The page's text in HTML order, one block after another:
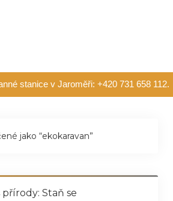
stanice v Jaroměři: +420 731 658 112.
jako “ekokaravan”
Staň se